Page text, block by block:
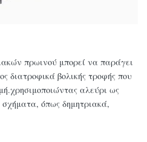
πρωινού μπορεί να παράγει
διατροφικά βολικής τροφής που
αλεύρι ως
σχήματα, όπως δημητριακά,